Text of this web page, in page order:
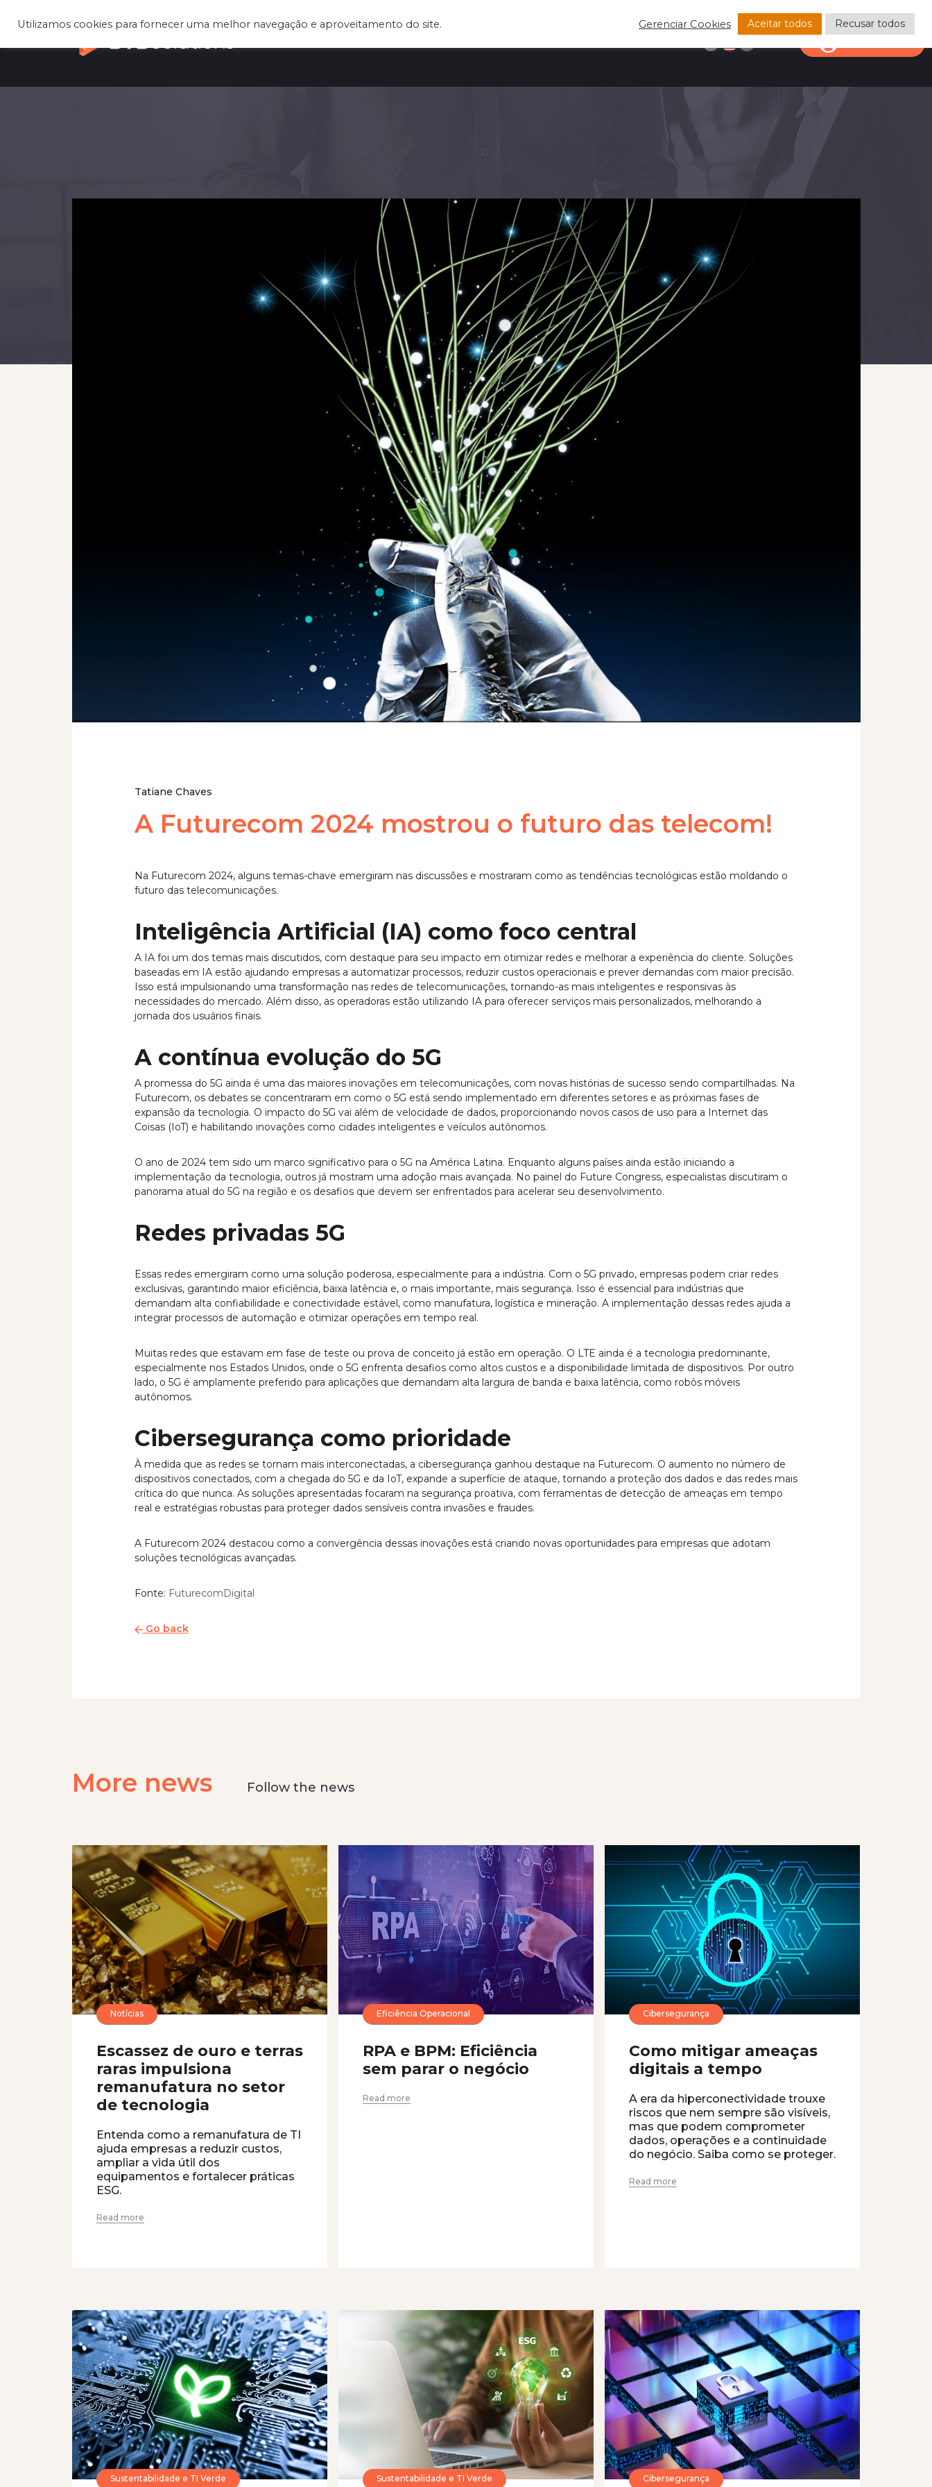
Tatiane Chaves
A Futurecom 2024 mostrou o futuro das telecom!
Na Futurecom 2024, alguns temas-chave emergiram nas discussões e mostraram como as tendências tecnológicas estão moldando o
futuro das telecomunicações.
Inteligência Artificial (IA) como foco central
A IA foi um dos temas mais discutidos, com destaque para seu impacto em otimizar redes e melhorar a experiência do cliente. Soluções
baseadas em IA estão ajudando empresas a automatizar processos, reduzir custos operacionais e prever demandas com maior precisão.
Isso está impulsionando uma transformação nas redes de telecomunicações, tornando-as mais inteligentes e responsivas às
necessidades do mercado. Além disso, as operadoras estão utilizando IA para oferecer serviços mais personalizados, melhorando a
jornada dos usuários finais.
A contínua evolução do 5G
A promessa do 5G ainda é uma das maiores inovações em telecomunicações, com novas histórias de sucesso sendo compartilhadas. Na
Futurecom, os debates se concentraram em como o 5G está sendo implementado em diferentes setores e as próximas fases de
expansão da tecnologia. O impacto do 5G vai além de velocidade de dados, proporcionando novos casos de uso para a Internet das
Coisas (IoT) e habilitando inovações como cidades inteligentes e veículos autônomos.
O ano de 2024 tem sido um marco significativo para o 5G na América Latina. Enquanto alguns países ainda estão iniciando a
implementação da tecnologia, outros já mostram uma adoção mais avançada. No painel do Future Congress, especialistas discutiram o
panorama atual do 5G na região e os desafios que devem ser enfrentados para acelerar seu desenvolvimento.
Redes privadas 5G
Essas redes emergiram como uma solução poderosa, especialmente para a indústria. Com o 5G privado, empresas podem criar redes
exclusivas, garantindo maior eficiência, baixa latência e, o mais importante, mais segurança. Isso é essencial para indústrias que
demandam alta confiabilidade e conectividade estável, como manufatura, logística e mineração. A implementação dessas redes ajuda a
integrar processos de automação e otimizar operações em tempo real.
Muitas redes que estavam em fase de teste ou prova de conceito já estão em operação. O LTE ainda é a tecnologia predominante,
especialmente nos Estados Unidos, onde o 5G enfrenta desafios como altos custos e a disponibilidade limitada de dispositivos. Por outro
lado, o 5G é amplamente preferido para aplicações que demandam alta largura de banda e baixa latência, como robôs móveis
autônomos.
Cibersegurança como prioridade
À medida que as redes se tornam mais interconectadas, a cibersegurança ganhou destaque na Futurecom. O aumento no número de
dispositivos conectados, com a chegada do 5G e da IoT, expande a superfície de ataque, tornando a proteção dos dados e das redes mais
crítica do que nunca. As soluções apresentadas focaram na segurança proativa, com ferramentas de detecção de ameaças em tempo
real e estratégias robustas para proteger dados sensíveis contra invasões e fraudes.
A Futurecom 2024 destacou como a convergência dessas inovações está criando novas oportunidades para empresas que adotam
soluções tecnológicas avançadas.
Fonte: FuturecomDigital
Go back
More news Follow the news
Notícias
Escassez de ouro e terras
raras impulsiona
remanufatura no setor
de tecnologia
Entenda como a remanufatura de TI
ajuda empresas a reduzir custos,
ampliar a vida útil dos
equipamentos e fortalecer práticas
ESG.
Read more
Eficiência Operacional
RPA e BPM: Eficiência
sem parar o negócio
Read more
Cibersegurança
Como mitigar ameaças
digitais a tempo
A era da hiperconectividade trouxe
riscos que nem sempre são visíveis,
mas que podem comprometer
dados, operações e a continuidade
do negócio. Saiba como se proteger.
Read more
Sustentabilidade e TI Verde Sustentabilidade e TI Verde Cibersegurança
Utilizamos cookies para fornecer uma melhor navegação e aproveitamento do site. Gerenciar Cookies Aceitar todos Recusar todos